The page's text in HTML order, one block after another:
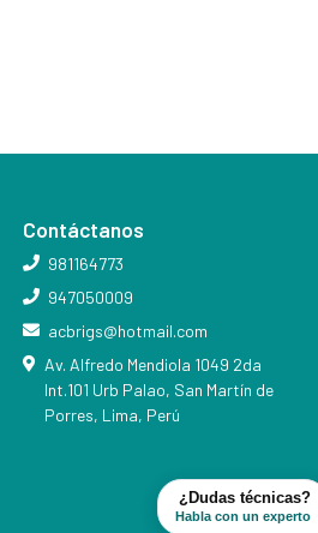
¿Dudas técnicas?
Habla con un experto
Contáctanos
981164773
947050009
acbrigs@hotmail.com
Av. Alfredo Mendiola 1049 2da
Int.101 Urb Palao, San Martín de
Porres, Lima, Perú